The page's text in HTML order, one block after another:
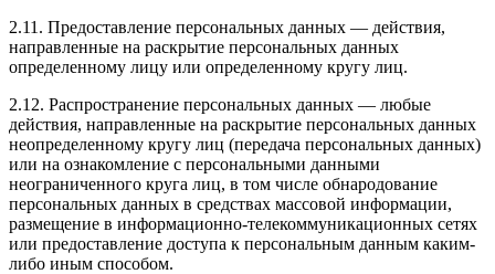
2.11. Предоставление персональных данных — действия,
направленные на раскрытие персональных данных
определенному лицу или определенному кругу лиц.
2.12. Распространение персональных данных — любые
действия, направленные на раскрытие персональных данных
неопределенному кругу лиц (передача персональных данных)
или на ознакомление с персональными данными
неограниченного круга лиц, в том числе обнародование
персональных данных в средствах массовой информации,
размещение в информационно-телекоммуникационных сетях
или предоставление доступа к персональным данным каким-
либо иным способом.